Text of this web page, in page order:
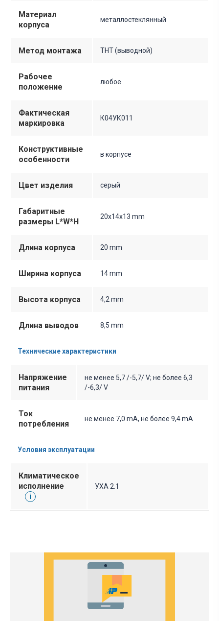
Материал
корпуса
металлостеклянный
Метод монтажа THT (выводной)
Рабочее
положение
любое
Фактическая
маркировка
К04УК011
Конструктивные
особенности
в корпусе
Цвет изделия серый
Габаритные
размеры L*W*H
20х14х13 mm
Длина корпуса 20 mm
Ширина корпуса 14 mm
Высота корпуса 4,2 mm
Длина выводов 8,5 mm
Технические характеристики
Напряжение
питания
не менее 5,7 /-5,7/ V; не более 6,3
/-6,3/ V
Ток
потребления
не менее 7,0 mA, не более 9,4 mA
Условия эксплуатации
Климатическое
исполнение
i
УХА 2.1